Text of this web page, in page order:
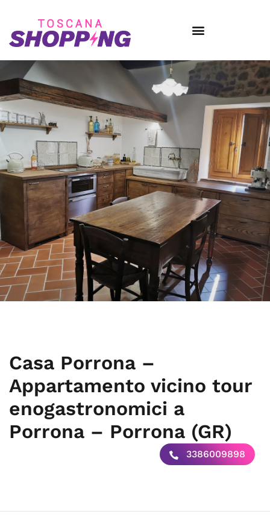
Casa Porrona –
Appartamento vicino tour
enogastronomici a
Porrona – Porrona (GR)
3386009898